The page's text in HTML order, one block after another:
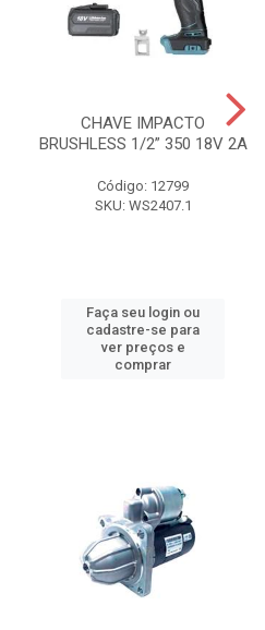
CHAVE IMPACTO
BRUSHLESS 1/2” 350 18V 2A
Código: 12799
SKU: WS2407.1
Faça seu login ou
cadastre-se para
ver preços e
comprar